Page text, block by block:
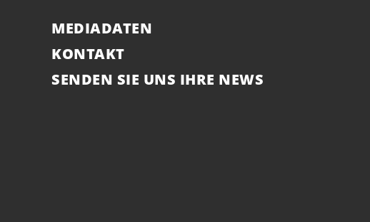
MEDIADATEN
KONTAKT
SENDEN SIE UNS IHRE NEWS